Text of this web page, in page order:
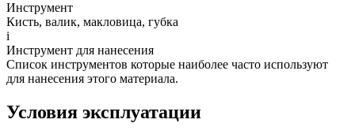
Инструмент
Кисть, валик, макловица, губка
i
Инструмент для нанесения
Список инструментов которые наиболее часто используют
для нанесения этого материала.
Условия эксплуатации